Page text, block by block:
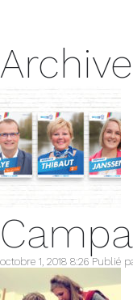
octobre 1, 2018 8:26 Publié